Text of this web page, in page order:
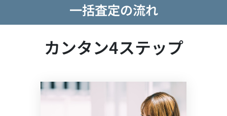
一括査定の流れ
カンタン4ステップ